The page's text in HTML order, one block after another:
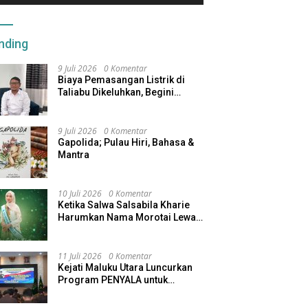
9 Juli 2026 0 Komentar
Biaya Pemasangan Listrik di
Taliabu Dikeluhkan, Begini
9 Juli 2026 0 Komentar
Gapolida; Pulau Hiri, Bahasa &
Mantra
10 Juli 2026 0 Komentar
Ketika Salwa Salsabila Kharie
Harumkan Nama Morotai Lewat
11 Juli 2026 0 Komentar
Kejati Maluku Utara Luncurkan
Program PENYALA untuk